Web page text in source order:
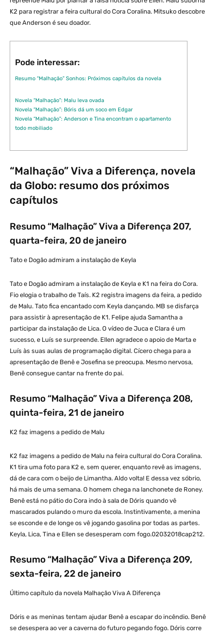
K2 para registrar a feira cultural do Cora Coralina. Mitsuko descobre
que Anderson é seu doador.
Pode interessar:
Resumo “Malhação” Sonhos: Próximos capítulos da novela
Novela “Malhação”: Malu leva ovada
Novela “Malhação”: Bóris dá um soco em Edgar
Novela “Malhação”: Anderson e Tina encontram o apartamento
todo mobiliado
“Malhação” Viva a Diferença, novela
da Globo: resumo dos próximos
capítulos
Resumo “Malhação” Viva a Diferença 207,
quarta-feira, 20 de janeiro
Tato e Dogão admiram a instalação de Keyla
Tato e Dogão admiram a instalação de Keyla e K1 na feira do Cora.
Fio elogia o trabalho de Taís. K2 registra imagens da feira, a pedido
de Malu. Tato fica encantado com Keyla dançando. MB se disfarça
para assistir à apresentação de K1. Felipe ajuda Samantha a
participar da instalação de Lica. O vídeo de Juca e Clara é um
sucesso, e Luís se surpreende. Ellen agradece o apoio de Marta e
Luís às suas aulas de programação digital. Cícero chega para a
apresentação de Benê e Josefina se preocupa. Mesmo nervosa,
Benê consegue cantar na frente do pai.
Resumo “Malhação” Viva a Diferença 208,
quinta-feira, 21 de janeiro
K2 faz imagens a pedido de Malu
K2 faz imagens a pedido de Malu na feira cultural do Cora Coralina.
K1 tira uma foto para K2 e, sem querer, enquanto revê as imagens,
dá de cara com o beijo de Limantha. Aldo volta! E dessa vez sóbrio,
há mais de uma semana. O homem chega na lanchonete de Roney.
Benê está no pátio do Cora indo à sala de Dóris quando vê
mascarados pulando o muro da escola. Instintivamente, a menina
se esconde e de longe os vê jogando gasolina por todas as partes.
Keyla, Lica, Tina e Ellen se desesperam com fogo.02032018cap212.
Resumo “Malhação” Viva a Diferença 209,
sexta-feira, 22 de janeiro
Último capítulo da novela Malhação Viva A Diferença
Dóris e as meninas tentam ajudar Benê a escapar do incêndio. Benê
se desespera ao ver a caverna do futuro pegando fogo. Dóris corre